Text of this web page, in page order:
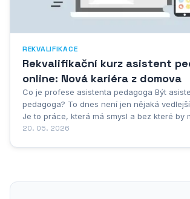
REKVALIFIKACE
Rekvalifikační kurz asistent
online: Nová kariéra z domova
Co je profese asistenta pedagoga Být
pedagoga? To dnes není jen nějaká
Je to práce, která má smysl a bez které by
jen těžko fungovaly. Poslední roky ukazují,
20. 05. 2026